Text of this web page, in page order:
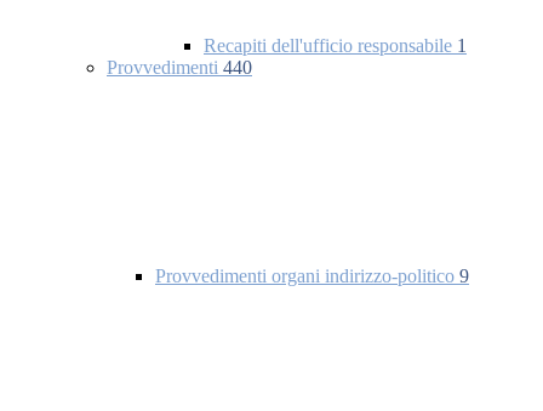
Recapiti dell'ufficio responsabile 1
Provvedimenti 440
Provvedimenti organi indirizzo-politico 9